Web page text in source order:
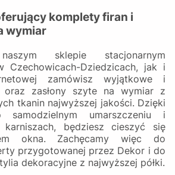
komplety firan i
wymiar
sklepie stacjonarnym
Czechowicach-Dziedzicach, jak i
zamówisz wyjątkowe i
oraz zasłony szyte na wymiar z
tkanin najwyższej jakości. Dzięki
umarszczeniu i
karniszach, będziesz cieszyć się
okna. Zachęcamy więc do
przygotowanej przez Dekor i do
dekoracyjne z najwyższej półki.